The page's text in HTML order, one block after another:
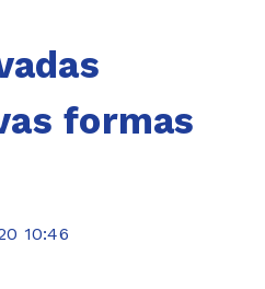
formas
10:46